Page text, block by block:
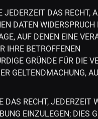
DAS RECHT,
DATEN WIDERSPRUCH
AUF DENEN EINE
IHRE BETROFFENEN
GRÜNDE FÜR DIE
GELTENDMACHUNG,
DAS RECHT, JEDERZEIT
EINZULEGEN; DIES